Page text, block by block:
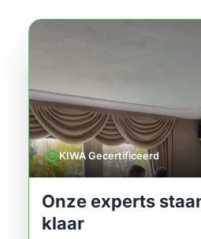
verifiedKIWA Gecertificeerd
Onze experts
klaar